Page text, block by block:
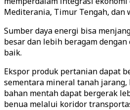
Mediterania, Timur Tengah, dan
Sumber daya energi bisa
besar dan lebih beragam
baik.
Ekspor produk pertanian dapat
sementara mineral tanah
bahan mentah dapat bergerak
benua melalui koridor